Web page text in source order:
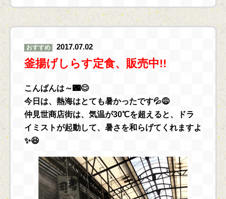
おすすめ 2017.07.02
釜揚げしらす定食、販売中!!
こんばんは～🌃😊
今日は、熱海はとても暑かったです💦😅
仲見世商店街は、気温が30℃を超えると、ドラ
イミストが起動して、暑さを和らげてくれますよ
✨😆